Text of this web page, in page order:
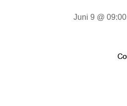
Juni 9 @ 09:00